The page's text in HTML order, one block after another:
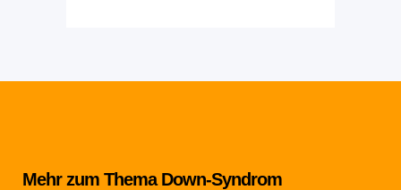
Mehr zum Thema Down-Syndrom